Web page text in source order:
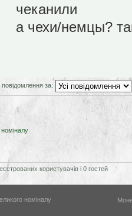
чеканили
а чехи/немцы?
повідомлення за:
користувачів і 0 гостей
номіналу